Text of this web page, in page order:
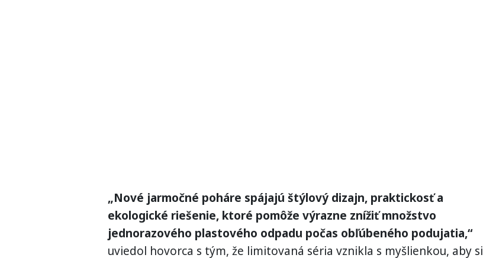
„Nové jarmočné poháre spájajú štýlový dizajn, praktickosť a
ekologické riešenie, ktoré pomôže výrazne znížiť množstvo
jednorazového plastového odpadu počas obľúbeného podujatia,“
uviedol hovorca s tým, že limitovaná séria vznikla s myšlienkou, aby si